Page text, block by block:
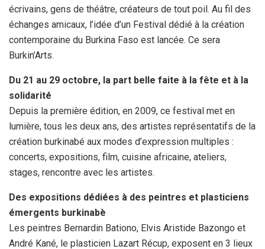
écrivains, gens de théâtre, créateurs de tout poil. Au fil des
échanges amicaux, l’idée d’un Festival dédié à la création
contemporaine du Burkina Faso est lancée. Ce sera
Burkin’Arts.
Du 21 au 29 octobre, la part belle faite à la fête et à la
solidarité
Depuis la première édition, en 2009, ce festival met en
lumière, tous les deux ans, des artistes représentatifs de la
création burkinabé aux modes d’expression multiples :
concerts, expositions, film, cuisine africaine, ateliers,
stages, rencontre avec les artistes.
Des expositions dédiées à des peintres et plasticiens
émergents burkinabè
Les peintres Bernardin Bationo, Elvis Aristide Bazongo et
André Kané, le plasticien Lazart Récup, exposent en 3 lieux